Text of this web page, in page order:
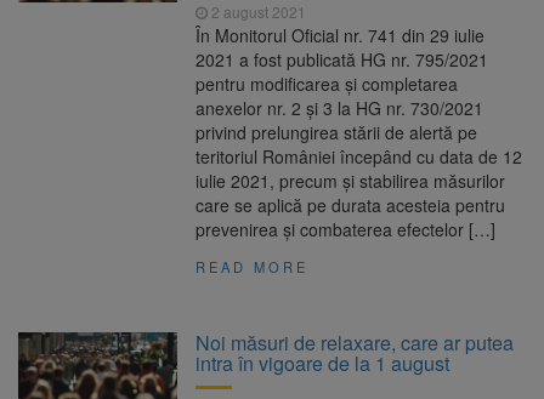
2 august 2021
În Monitorul Oficial nr. 741 din 29 iulie
2021 a fost publicată HG nr. 795/2021
pentru modificarea și completarea
anexelor nr. 2 și 3 la HG nr. 730/2021
privind prelungirea stării de alertă pe
teritoriul României începând cu data de 12
iulie 2021, precum și stabilirea măsurilor
care se aplică pe durata acesteia pentru
prevenirea și combaterea efectelor […]
READ MORE
Noi măsuri de relaxare, care ar putea
intra în vigoare de la 1 august